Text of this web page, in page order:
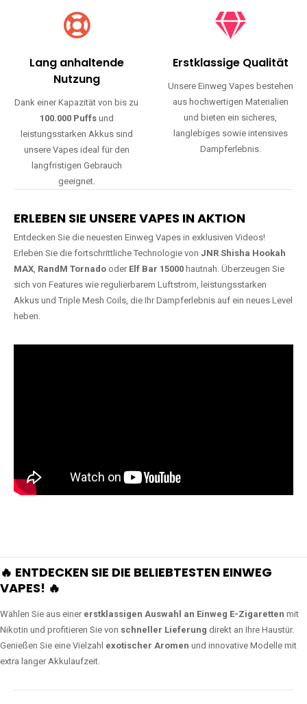
Lang anhaltende
Nutzung
Dank einer Kapazität von bis zu
100.000 Puffsund
leistungsstarken Akkus sind
unsere Vapes ideal für den
langfristigen Gebrauch
geeignet.
Erstklassige Qualität
Unsere Einweg Vapes bestehen
aus hochwertigen Materialien
und bieten ein sicheres,
langlebiges sowie intensives
Dampferlebnis.
ERLEBEN SIE UNSERE VAPES IN AKTION
Entdecken Sie die neuesten Einweg Vapes in exklusiven Videos!
Erleben Sie die fortschrittliche Technologie von JNR Shisha Hookah
MAX, RandM Tornado oder Elf Bar 15000 hautnah. Überzeugen Sie
sich von Features wie regulierbarem Luftstrom, leistungsstarken
Akkus und Triple Mesh Coils, die Ihr Dampferlebnis auf ein neues Level
heben.
🔥 ENTDECKEN SIE DIE BELIEBTESTEN EINWEG
VAPES! 🔥
Wählen Sie aus einer erstklassigen Auswahl an Einweg E-Zigaretten mit
Nikotin und profitieren Sie von schneller Lieferung direkt an Ihre Haustür.
Genießen Sie eine Vielzahl exotischer Aromen und innovative Modelle mit
extra langer Akkulaufzeit.